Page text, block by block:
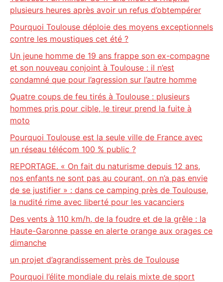
plusieurs heures après avoir un refus d’obtempérer
Pourquoi Toulouse déploie des moyens exceptionnels
contre les moustiques cet été ?
Un jeune homme de 19 ans frappe son ex-compagne
et son nouveau conjoint à Toulouse : il n’est
condamné que pour l’agression sur l’autre homme
Quatre coups de feu tirés à Toulouse : plusieurs
hommes pris pour cible, le tireur prend la fuite à
moto
Pourquoi Toulouse est la seule ville de France avec
un réseau télécom 100 % public ?
REPORTAGE. « On fait du naturisme depuis 12 ans,
nos enfants ne sont pas au courant, on n’a pas envie
de se justifier » : dans ce camping près de Toulouse,
la nudité rime avec liberté pour les vacanciers
Des vents à 110 km/h, de la foudre et de la grêle : la
Haute-Garonne passe en alerte orange aux orages ce
dimanche
un projet d’agrandissement près de Toulouse
Pourquoi l’élite mondiale du relais mixte de sport